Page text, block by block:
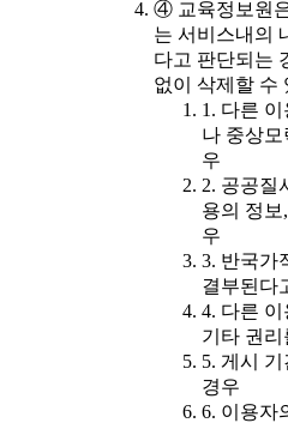
④ 교육정보원
는 서비스내의
다고 판단되는
없이 삭제할 수
1. 다른
나 중상
우
2. 공공질
용의 정보
우
3. 반국가
결부된다
4. 다른
기타 권
5. 게시
경우
6. 이용자